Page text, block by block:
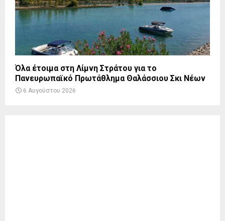
Όλα έτοιμα στη Λίμνη Στράτου για το
Πανευρωπαϊκό Πρωτάθλημα Θαλάσσιου Σκι Νέων
6 Αυγούστου 2026